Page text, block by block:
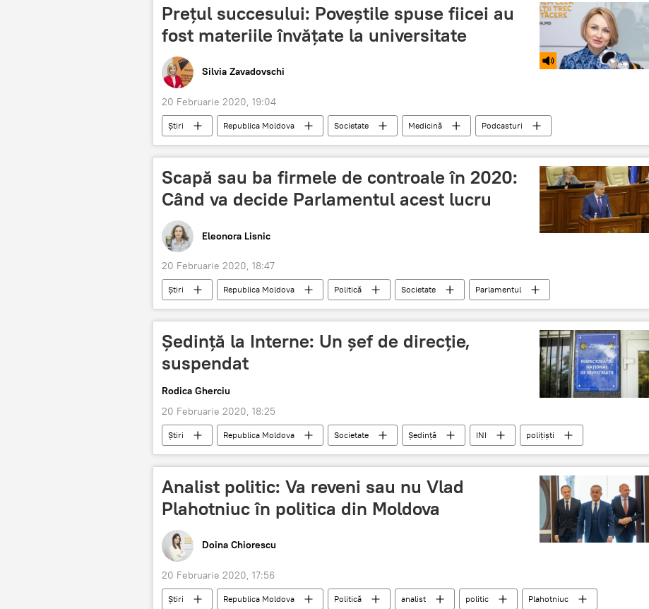
Prețul succesului: Poveștile spuse fiicei au
fost materiile învățate la universitate
Silvia Zavadovschi
20 Februarie 2020, 19:04
Știri Republica Moldova Societate Medicină
Podcasturi
Podcasturi
femei Succes medic medicii familie
Scapă sau ba firmele de controale în 2020:
Când va decide Parlamentul acest lucru
Eleonora Lisnic
20 Februarie 2020, 18:47
Știri Republica Moldova Politică Societate
Parlamentul
controale
Ședință la Interne: Un șef de direcție,
suspendat
Rodica Gherciu
20 Februarie 2020, 18:25
Știri Republica Moldova Societate Ședință INI polițiști
Analist politic: Va reveni sau nu Vlad
Plahotniuc în politica din Moldova
Doina Chiorescu
20 Februarie 2020, 17:56
Știri Republica Moldova Politică analist politic Plahotniuc